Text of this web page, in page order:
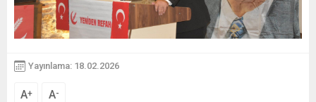
Yayınlama: 18.02.2026
A+ A-